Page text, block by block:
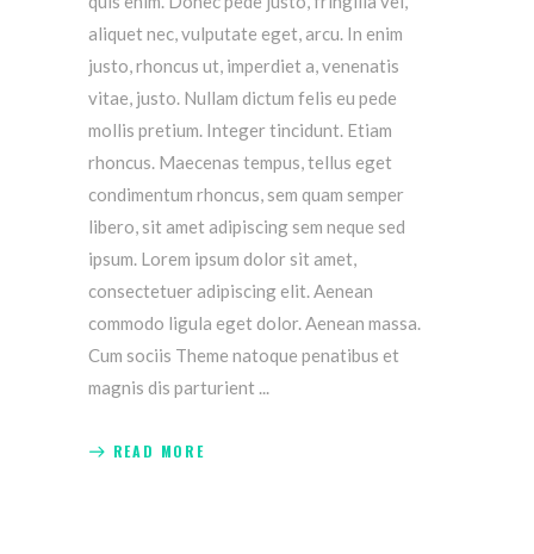
aliquet nec, vulputate eget, arcu. In enim
justo, rhoncus ut, imperdiet a, venenatis
vitae, justo. Nullam dictum felis eu pede
mollis pretium. Integer tincidunt. Etiam
rhoncus. Maecenas tempus, tellus eget
condimentum rhoncus, sem quam semper
libero, sit amet adipiscing sem neque sed
ipsum. Lorem ipsum dolor sit amet,
consectetuer adipiscing elit. Aenean
commodo ligula eget dolor. Aenean massa.
Cum sociis Theme natoque penatibus et
magnis dis parturient
READ MORE